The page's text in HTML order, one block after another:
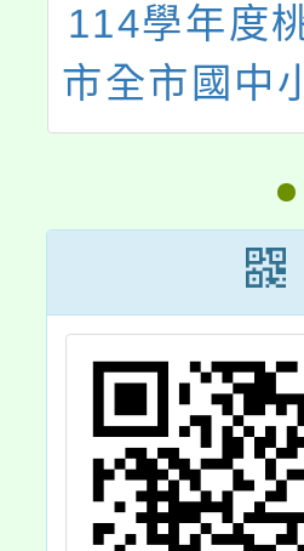
114學年度
市全市國中
文閱讀、英
數學教師增